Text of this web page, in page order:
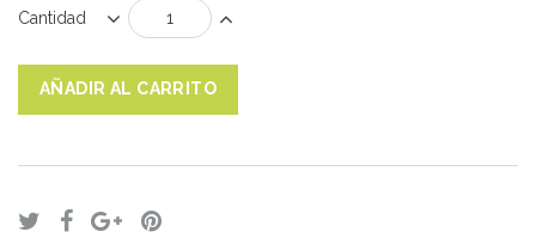
Cantidad
AÑADIR AL CARRITO